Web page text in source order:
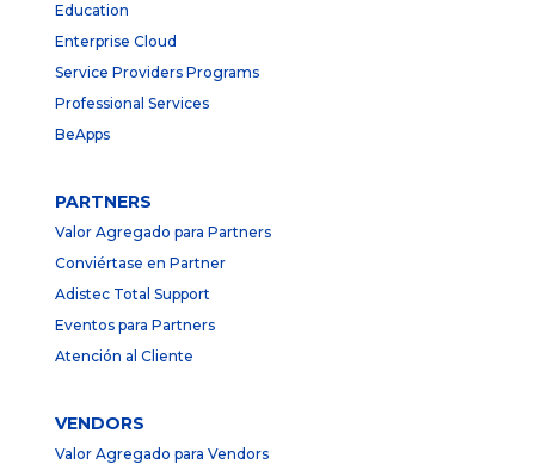
Education
Enterprise Cloud
Service Providers Programs
Professional Services
BeApps
PARTNERS
Valor Agregado para Partners
Conviértase en Partner
Adistec Total Support
Eventos para Partners
Atención al Cliente
VENDORS
Valor Agregado para Vendors